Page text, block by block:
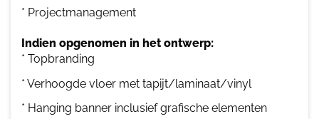
* Projectmanagement
Indien opgenomen in het ontwerp:
* Topbranding
* Verhoogde vloer met tapijt/laminaat/vinyl
* Hanging banner inclusief grafische elementen